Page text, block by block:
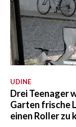
UDINE
Drei Teenager
Garten frische
einen Roller zu